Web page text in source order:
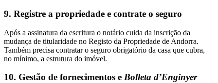
9. Registre a propriedade e contrate o seguro
Após a assinatura da escritura o notário cuida da inscrição da
mudança de titularidade no Registo da Propriedade de Andorra.
Também precisa contratar o seguro obrigatório da casa que cubra,
no mínimo, a estrutura do imóvel.
10. Gestão de fornecimentos e Bolleta d’Enginyer